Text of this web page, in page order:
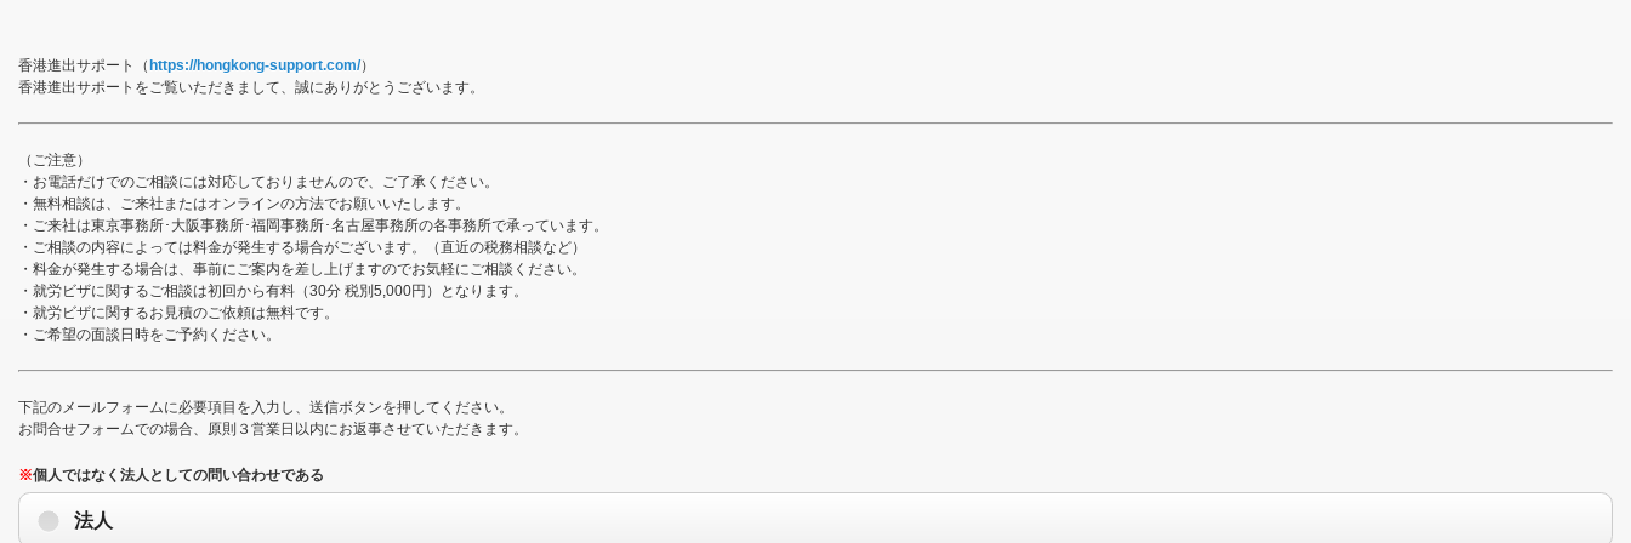
香港進出サポート（ https://hongkong-support.com/）
香港進出サポートをご覧いただきまして、誠にありがとうございます。
（ご注意）
・お電話だけでのご相談には対応しておりませんので、ご了承ください。
・無料相談は、ご来社またはオンラインの方法でお願いいたします。
・ご来社は東京事務所･大阪事務所･福岡事務所･名古屋事務所の各事務所で承っています。
・ご相談の内容によっては料金が発生する場合がございます。（直近の税務相談など）
・料金が発生する場合は、事前にご案内を差し上げますのでお気軽にご相談ください。
・就労ビザに関するご相談は初回から有料（30分 税別5,000円）となります。
・就労ビザに関するお見積のご依頼は無料です。
・ご希望の面談日時をご予約ください。
下記のメールフォームに必要項目を入力し、送信ボタンを押してください。
お問合せフォームでの場合、原則３営業日以内にお返事させていただきます。
※個人ではなく法人としての問い合わせである
法人